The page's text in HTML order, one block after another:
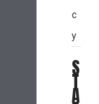
c
y
S
T
A